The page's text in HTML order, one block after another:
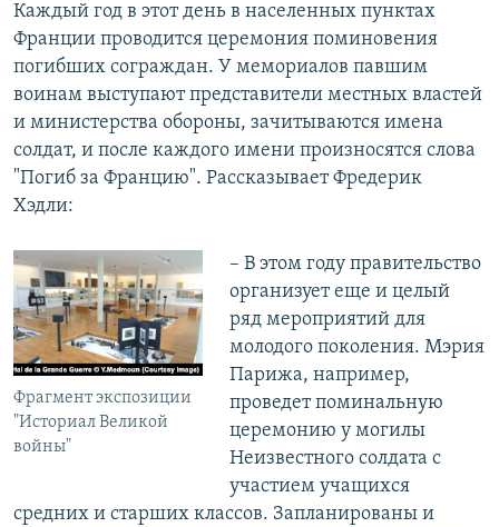
Каждый год в этот день в населенных пунктах
Франции проводится церемония поминовения
погибших сограждан. У мемориалов павшим
воинам выступают представители местных властей
и министерства обороны, зачитываются имена
солдат, и после каждого имени произносятся слова
"Погиб за Францию". Рассказывает Фредерик
Хэдли:
Фрагмент экспозиции
"Историал Великой
войны"
– В этом году правительство
организует еще и целый
ряд мероприятий для
молодого поколения. Мэрия
Парижа, например,
проведет поминальную
церемонию у могилы
Неизвестного солдата с
участием учащихся
средних и старших классов. Запланированы и